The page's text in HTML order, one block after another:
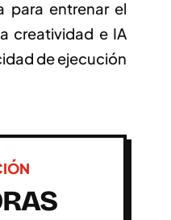
para entrenar el
creatividad e IA
de ejecución